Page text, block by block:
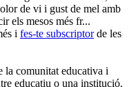
de vi i gust de mel amb
els mesos més fr...
i fes-te subscriptor de les
la comunitat educativa i
educatiu o una institució.